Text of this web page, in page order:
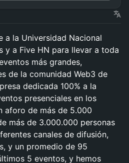
a la Universidad Nacional
y a Five HN para llevar a toda
más grandes,
de la comunidad Web3 de
dedicada 100% a la
presenciales en los
aforo de más de 5.000
más de 3.000.000 personas
canales de difusión,
y un promedio de 95
5 eventos, y hemos